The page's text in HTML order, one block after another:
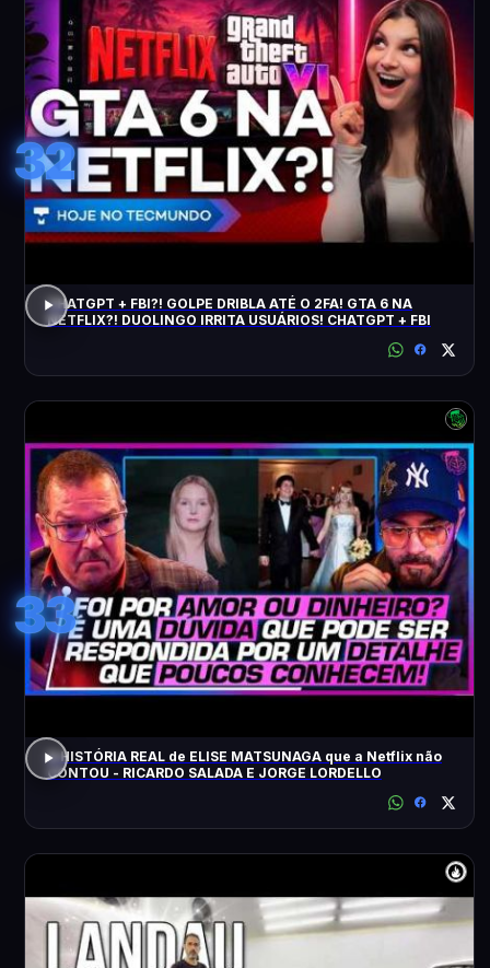
32
CHATGPT + FBI?! GOLPE DRIBLA ATÉ O 2FA! GTA 6 NA
NETFLIX?! DUOLINGO IRRITA USUÁRIOS! CHATGPT + FBI
33
A HISTÓRIA REAL de ELISE MATSUNAGA que a Netflix não
CONTOU - RICARDO SALADA E JORGE LORDELLO